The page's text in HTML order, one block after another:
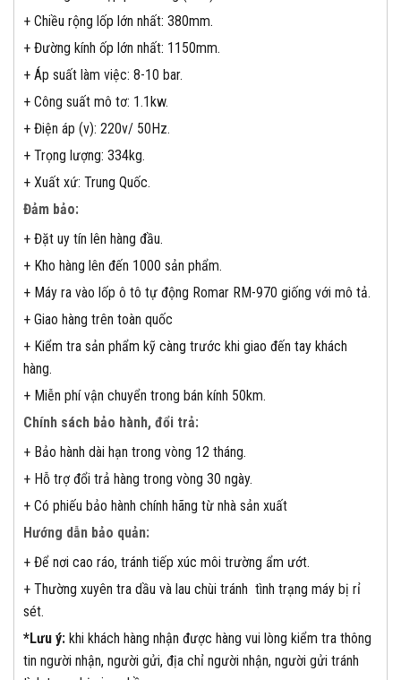
+ Chiều rộng lốp lớn nhất: 380mm.
+ Đường kính ốp lớn nhất: 1150mm.
+ Áp suất làm việc: 8-10 bar.
+ Công suất mô tơ: 1.1kw.
+ Điện áp (v): 220v/ 50Hz.
+ Trọng lượng: 334kg.
+ Xuất xứ: Trung Quốc.
Đảm bảo:
+ Đặt uy tín lên hàng đầu.
+ Kho hàng lên đến 1000 sản phẩm.
+ Máy ra vào lốp ô tô tự động Romar RM-970 giống với mô tả.
+ Giao hàng trên toàn quốc
+ Kiểm tra sản phẩm kỹ càng trước khi giao đến tay khách
hàng.
+ Miễn phí vận chuyển trong bán kính 50km.
Chính sách bảo hành, đổi trả:
+ Bảo hành dài hạn trong vòng 12 tháng.
+ Hỗ trợ đổi trả hàng trong vòng 30 ngày.
+ Có phiếu bảo hành chính hãng từ nhà sản xuất
Hướng dẫn bảo quản:
+ Để nơi cao ráo, tránh tiếp xúc môi trường ẩm ướt.
+ Thường xuyên tra dầu và lau chùi tránh tình trạng máy bị rỉ
sét.
*Lưu ý: khi khách hàng nhận được hàng vui lòng kiểm tra thông
tin người nhận, người gửi, địa chỉ người nhận, người gửi tránh